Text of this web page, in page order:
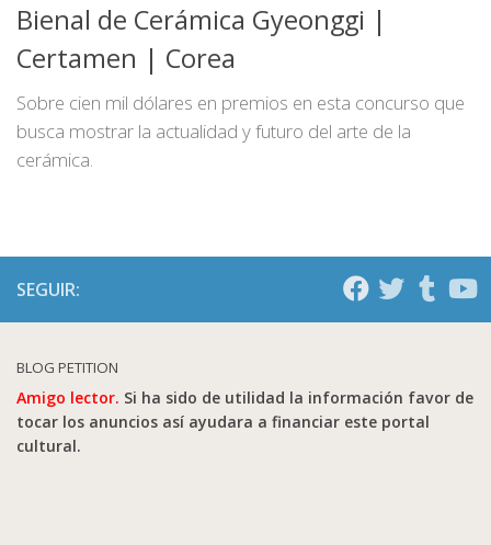
Bienal de Cerámica Gyeonggi |
Certamen | Corea
Sobre cien mil dólares en premios en esta concurso que
busca mostrar la actualidad y futuro del arte de la
cerámica.
SEGUIR:
BLOG PETITION
Amigo lector. Si ha sido de utilidad la información favor de
tocar los anuncios así ayudara a financiar este portal
cultural.